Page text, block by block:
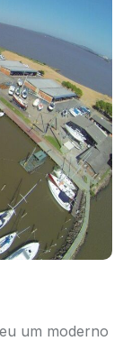
um moderno